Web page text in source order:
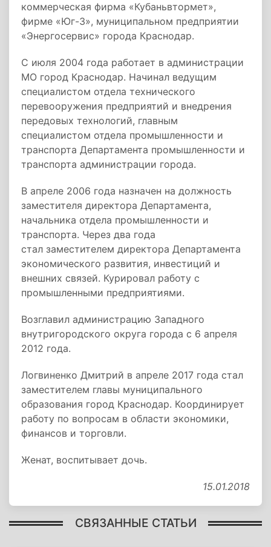
коммерческая фирма «Кубаньвтормет»,
фирме «Юг-3», муниципальном предприятии
«Энергосервис» города Краснодар.
С июля 2004 года работает в администрации
МО город Краснодар. Начинал ведущим
специалистом отдела технического
перевооружения предприятий и внедрения
передовых технологий, главным
специалистом отдела промышленности и
транспорта Департамента промышленности и
транспорта администрации города.
В апреле 2006 года назначен на должность
заместителя директора Департамента,
начальника отдела промышленности и
транспорта. Через два года
стал заместителем директора Департамента
экономического развития, инвестиций и
внешних связей. Курировал работу с
промышленными предприятиями.
Возглавил администрацию Западного
внутригородского округа города с 6 апреля
2012 года.
Логвиненко Дмитрий в апреле 2017 года стал
заместителем главы муниципального
образования город Краснодар. Координирует
работу по вопросам в области экономики,
финансов и торговли.
Женат, воспитывает дочь.
15.01.2018
СВЯЗАННЫЕ СТАТЬИ